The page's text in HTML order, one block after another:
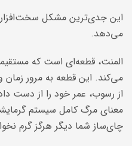
این جدی‌ترین مشکل
می‌دهد.
المنت، قطعه‌ای است که
می‌کند. این قطعه به مرور زمان و
از رسوب، عمر خود را از دست
معنای مرگ کامل سیستم
چای‌ساز شما دیگر هرگز گرم